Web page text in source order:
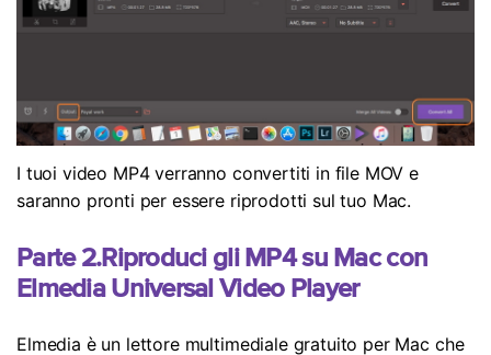
I tuoi video MP4 verranno convertiti in file MOV e
saranno pronti per essere riprodotti sul tuo Mac.
Parte 2.Riproduci gli MP4 su Mac con
Elmedia Universal Video Player
Elmedia è un lettore multimediale gratuito per Mac che